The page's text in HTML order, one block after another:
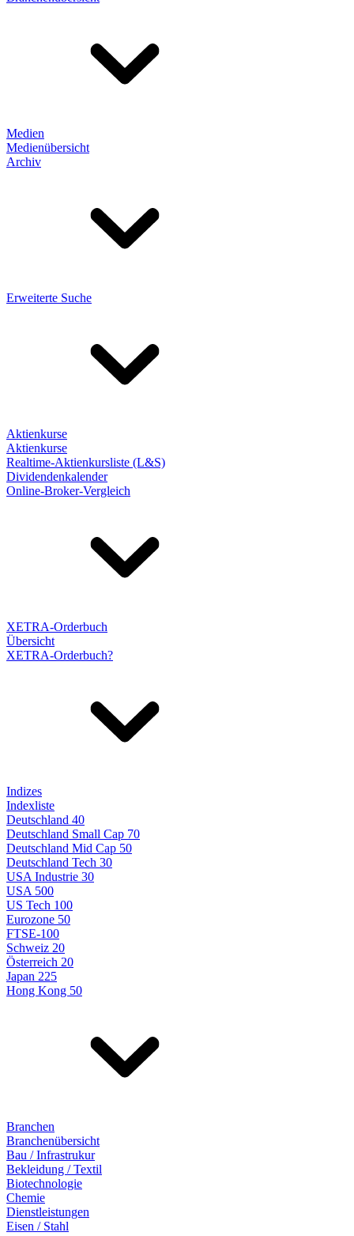
Medien
Medienübersicht
Archiv
Erweiterte Suche
Aktienkurse
Aktienkurse
Realtime-Aktienkursliste (L&S)
Dividendenkalender
Online-Broker-Vergleich
XETRA-Orderbuch
Übersicht
XETRA-Orderbuch?
Indizes
Indexliste
Deutschland 40
Deutschland Small Cap 70
Deutschland Mid Cap 50
Deutschland Tech 30
USA Industrie 30
USA 500
US Tech 100
Eurozone 50
FTSE-100
Schweiz 20
Österreich 20
Japan 225
Hong Kong 50
Branchen
Branchenübersicht
Bau / Infrastrukur
Bekleidung / Textil
Biotechnologie
Chemie
Dienstleistungen
Eisen / Stahl